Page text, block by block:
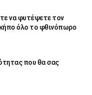
να φυτέψετε τον
όλο το φθινόπωρο
που θα σας